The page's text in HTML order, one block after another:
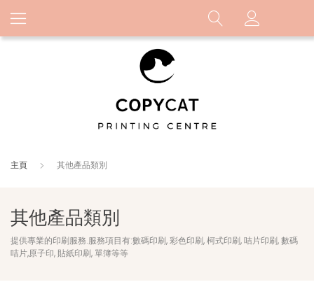
主頁 其他產品類別
其他產品類別
提供專業的印刷服務.服務項目有:數碼印刷, 彩色印刷, 柯式印刷, 咭片印刷, 數碼
咭片,原子印, 貼紙印刷, 單簿等等